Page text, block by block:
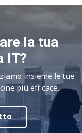
la tua
IT?
insieme le tue
più efficace.